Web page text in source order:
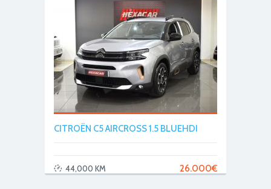
CITROËN C5 AIRCROSS 1.5 BLUEHDI
26.000€
44,000 KM